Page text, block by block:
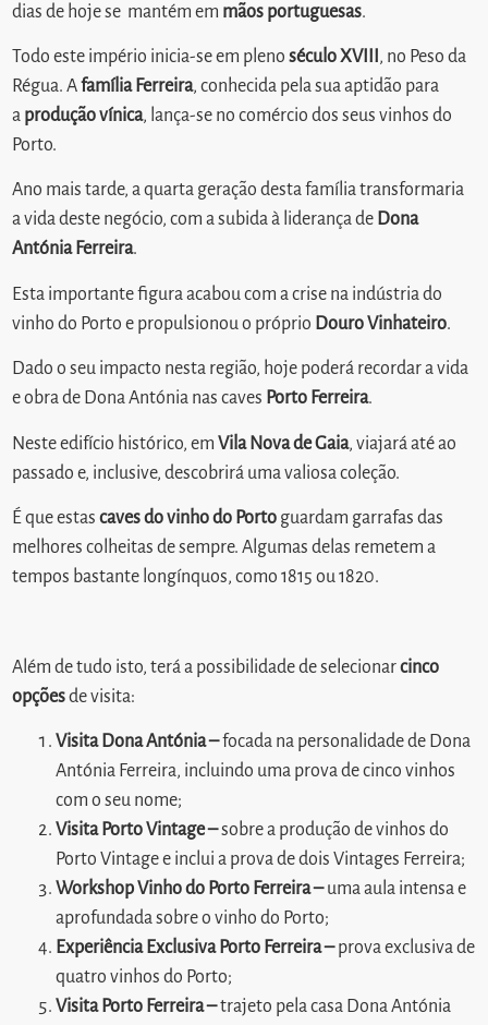
dias de hoje se mantém em mãos portuguesas.
Todo este império inicia-se em plenoséculo XVIII , no Peso da
Régua. Afamília Ferreira, conhecida pela sua aptidão para
a produção vínica, lança-se no comércio dos seus vinhos do
Porto.
Ano mais tarde, a quarta geração desta família transformaria
a vida deste negócio, com a subida à liderança de Dona
Antónia Ferreira.
Esta importante figura acabou com a crise na indústria do
vinho do Porto e propulsionou o próprio Douro Vinhateiro.
Dado o seu impacto nesta região, hoje poderá recordar a vida
e obra de Dona Antónia nas caves Porto Ferreira.
Neste edifício histórico, emVila Nova de Gaia, viajará até ao
passado e, inclusive, descobrirá uma valiosa coleção.
É que estascaves do vinho do Porto guardam garrafas das
melhores colheitas de sempre. Algumas delas remetem a
tempos bastante longínquos, como 1815 ou 1820.
Além de tudo isto, terá a possibilidade de selecionarcinco
opçõesde visita:
Visita Dona Antónia –focada na personalidade de Dona
Antónia Ferreira, incluindo uma prova de cinco vinhos
com o seu nome;
Visita Porto Vintage –sobre a produção de vinhos do
Porto Vintage e inclui a prova de dois Vintages Ferreira;
Workshop Vinho do Porto Ferreira –uma aula intensa e
aprofundada sobre o vinho do Porto;
Experiência Exclusiva Porto Ferreira –prova exclusiva de
quatro vinhos do Porto;
Visita Porto Ferreira –trajeto pela casa Dona Antónia